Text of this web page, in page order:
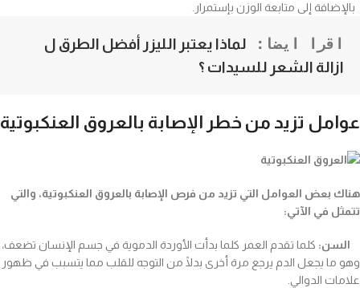
بالإضافة إلى متابعة الوزن بإستمرار.
اقرا ايضا:
ازالة الشعر للسيدات ؟
عوامل تزيد من خطر الإصابة بالعروق العنكبوتية
هناك بعض العوامل التي تزيد من فرص الإصابة بالعروق العنكبوتية، والتي
تتمثل في الآتي:
السن: كلما تقدم العمر كلما بدأت الأوردة الدموية في جسم الإنسان تضعف،
وهو ما يجعل الدم يرجع مرة أخرى بدلًا من التوجه للقلب مما يتسبب في ظهور
علامات الدوالي.